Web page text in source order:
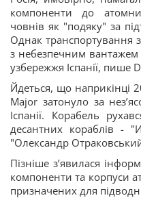
компоненти до
човнів як "подяку" за
Однак транспортування
з небезпечним вантажем
узбережжя Іспанії, пише
Йдеться, що наприкінці
Major затонуло за
Іспанії. Корабель
десантних кораблів -
"Олександр
Пізніше з’явилася
компоненти та корпуси
призначених для